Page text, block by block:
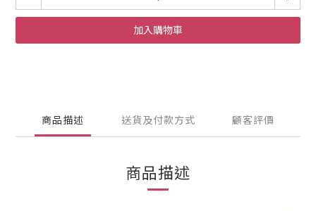
加入購物車
商品描述 送貨及付款方式 顧客評價
商品描述